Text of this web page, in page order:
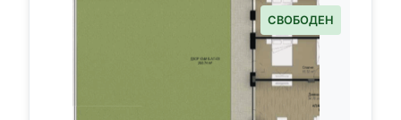
СВОБОДЕН